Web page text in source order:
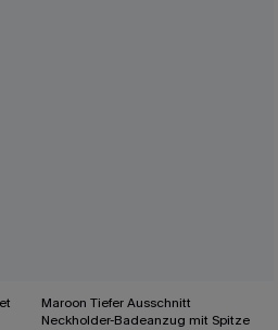
Maroon Tiefer Ausschnitt
Neckholder-Badeanzug mit Spitze